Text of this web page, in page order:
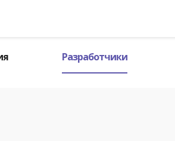
Разработчики